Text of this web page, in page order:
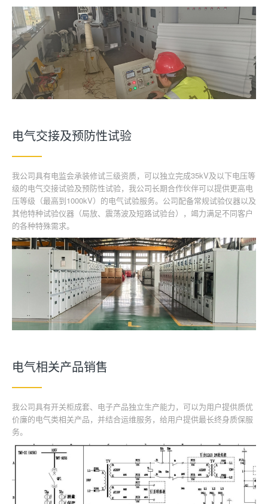
电气交接及预防性试验
我公司具有电监会承装修试三级资质，可以独立完成35kV及以下电压等
级的电气交接试验及预防性试验，我公司长期合作伙伴可以提供更高电
压等级（最高到1000kV）的电气试验服务。公司配备常规试验仪器以及
其他特种试验仪器（局放、震荡波及短路试验台），竭力满足不同客户
的各种特殊需求。
电气相关产品销售
我公司具有开关柜成套、电子产品独立生产能力，可以为用户提供质优
价廉的电气类相关产品，并结合运维服务，给用户提供最长终身质保服
务。